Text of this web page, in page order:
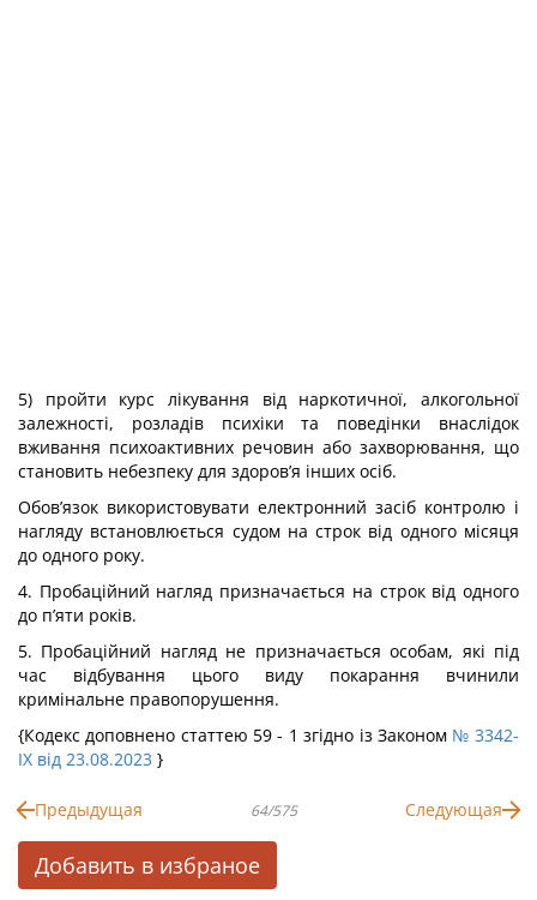
5) пройти курс лікування від наркотичної, алкогольної
залежності, розладів психіки та поведінки внаслідок
вживання психоактивних речовин або захворювання, що
становить небезпеку для здоров’я інших осіб.
Обов’язок використовувати електронний засіб контролю і
нагляду встановлюється судом на строк від одного місяця
до одного року.
4. Пробаційний нагляд призначається на строк від одного
до п’яти років.
5. Пробаційний нагляд не призначається особам, які під
час відбування цього виду покарання вчинили
кримінальне правопорушення.
{Кодекс доповнено статтею 59 - 1 згідно із Законом № 3342-
IX від 23.08.2023 }
Предыдущая 64/575 Следующая
Добавить в избраное